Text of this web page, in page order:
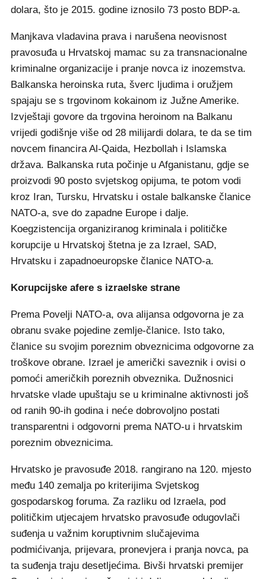
dolara, što je 2015. godine iznosilo 73 posto BDP-a.
Manjkava vladavina prava i narušena neovisnost
pravosuđa u Hrvatskoj mamac su za transnacionalne
kriminalne organizacije i pranje novca iz inozemstva.
Balkanska heroinska ruta, šverc ljudima i oružjem
spajaju se s trgovinom kokainom iz Južne Amerike.
Izvještaji govore da trgovina heroinom na Balkanu
vrijedi godišnje više od 28 milijardi dolara, te da se tim
novcem financira Al-Qaida, Hezbollah i Islamska
država. Balkanska ruta počinje u Afganistanu, gdje se
proizvodi 90 posto svjetskog opijuma, te potom vodi
kroz Iran, Tursku, Hrvatsku i ostale balkanske članice
NATO-a, sve do zapadne Europe i dalje.
Koegzistencija organiziranog kriminala i političke
korupcije u Hrvatskoj štetna je za Izrael, SAD,
Hrvatsku i zapadnoeuropske članice NATO-a.
Korupcijske afere s izraelske strane
Prema Povelji NATO-a, ova alijansa odgovorna je za
obranu svake pojedine zemlje-članice. Isto tako,
članice su svojim poreznim obveznicima odgovorne za
troškove obrane. Izrael je američki saveznik i ovisi o
pomoći američkih poreznih obveznika. Dužnosnici
hrvatske vlade upuštaju se u kriminalne aktivnosti još
od ranih 90-ih godina i neće dobrovoljno postati
transparentni i odgovorni prema NATO-u i hrvatskim
poreznim obveznicima.
Hrvatsko je pravosuđe 2018. rangirano na 120. mjesto
među 140 zemalja po kriterijima Svjetskog
gospodarskog foruma. Za razliku od Izraela, pod
političkim utjecajem hrvatsko pravosuđe odugovlači
suđenja u važnim koruptivnim slučajevima
podmićivanja, prijevara, pronevjera i pranja novca, pa
ta suđenja traju desetljećima. Bivši hrvatski premijer